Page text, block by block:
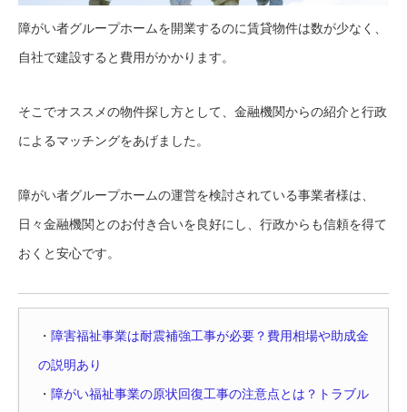
障がい者グループホームを開業するのに賃貸物件は数が少なく、
自社で建設すると費用がかかります。
そこでオススメの物件探し方として、金融機関からの紹介と行政
によるマッチングをあげました。
障がい者グループホームの運営を検討されている事業者様は、
日々金融機関とのお付き合いを良好にし、行政からも信頼を得て
おくと安心です。
・ 障害福祉事業は耐震補強工事が必要？費用相場や助成金
の説明あり
・ 障がい福祉事業の原状回復工事の注意点とは？トラブル